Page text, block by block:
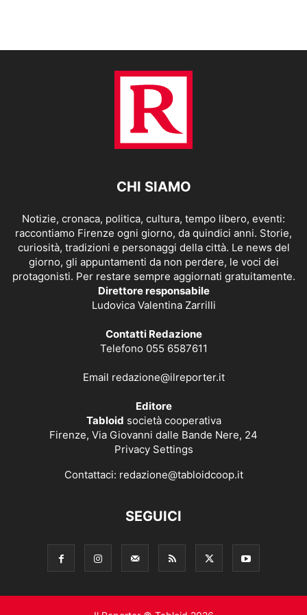
CHI SIAMO
Notizie, cronaca, politica, cultura, tempo libero, eventi:
raccontiamo Firenze ogni giorno, da quindici anni. Storie,
curiosità, tradizioni e personaggi della città. Le news del
giorno, gli appuntamenti da non perdere, le voci dei
protagonisti. Per restare sempre aggiornati gratuitamente.
Direttore responsabile
Ludovica Valentina Zarrilli
Contatti Redazione
Telefono 055 6587611
Email redazione@ilreporter.it
Editore
Tabloid società cooperativa
Firenze, Via Giovanni dalle Bande Nere, 24
Privacy Settings
Contattaci: redazione@tabloidcoop.it
SEGUICI